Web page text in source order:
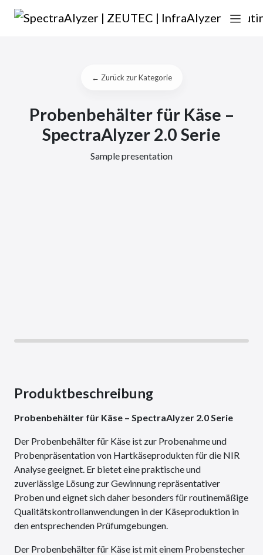
Zum Inhalt springen
Hauptnavigation
← Zurück zur Kategorie
Probenbehälter für Käse –
SpectraAlyzer 2.0 Serie
Sample presentation
Produktbeschreibung
Probenbehälter für Käse – SpectraAlyzer 2.0 Serie
Der Probenbehälter für Käse ist zur Probenahme und
Probenpräsentation von Hartkäseprodukten für die NIR
Analyse geeignet. Er bietet eine praktische und
zuverlässige Lösung zur Gewinnung repräsentativer
Proben und eignet sich daher besonders für routinemäßige
Qualitätskontrollanwendungen in der Käseproduktion in
den entsprechenden Prüfumgebungen.
Der Probenbehälter für Käse ist mit einem Probenstecher